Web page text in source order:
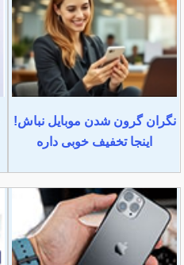
نگران گرون شدن موبایل نباش!
اینجا تخفیف خوبی داره